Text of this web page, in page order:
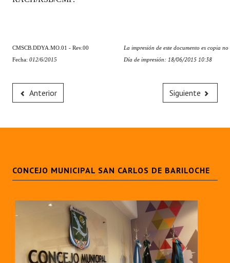
Huéspedes de Honor - Registro
Antiguos Pobladores - Registro
Reconocimientos - Registro
Entrega de distinciones
CMSCB.DDYA.MO.01 - Rev.00
Fecha: 012/6/2015
La impresión de este documento es copia
Día de impresión: 18/06/2015 10:38
Anterior Siguiente
CONCEJO MUNICIPAL SAN CARLOS DE BARILOCHE